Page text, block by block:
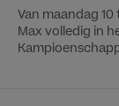
Van maandag
Max volledig in